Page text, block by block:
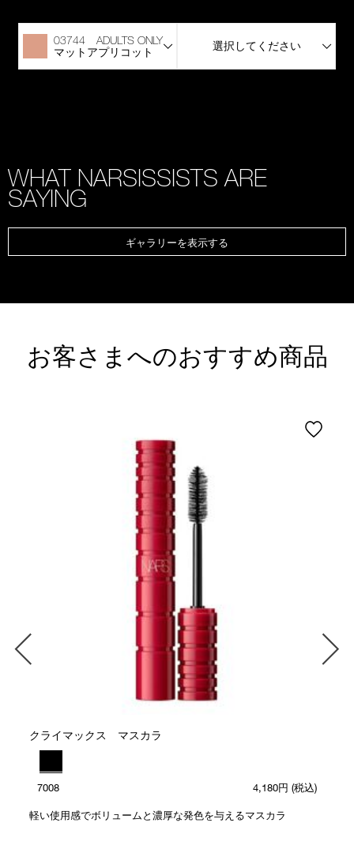
03744 ADULTS ONLY
マットアプリコット 選択してください
WHAT NARSISSISTS ARE
SAYING
ギャラリーを表示する
お客さまへのおすすめ商品
クライマックス マスカラ
7008 4,180円 (税込)
軽い使用感でボリュームと濃厚な発色を与えるマスカラ